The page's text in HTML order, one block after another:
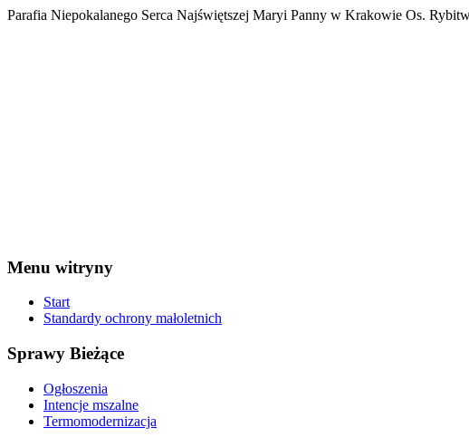
Parafia Niepokalanego Serca Najświętszej Maryi Panny w Krakowie Os.
Menu witryny
Start
Standardy ochrony małoletnich
Sprawy Bieżące
Ogłoszenia
Intencje mszalne
Termomodernizacja